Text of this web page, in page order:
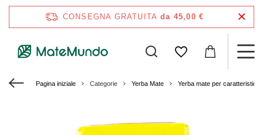
CONSEGNA GRATUITA da 45,00 €
Pagina iniziale Categorie Yerba Mate Yerba mate per caratteristiche